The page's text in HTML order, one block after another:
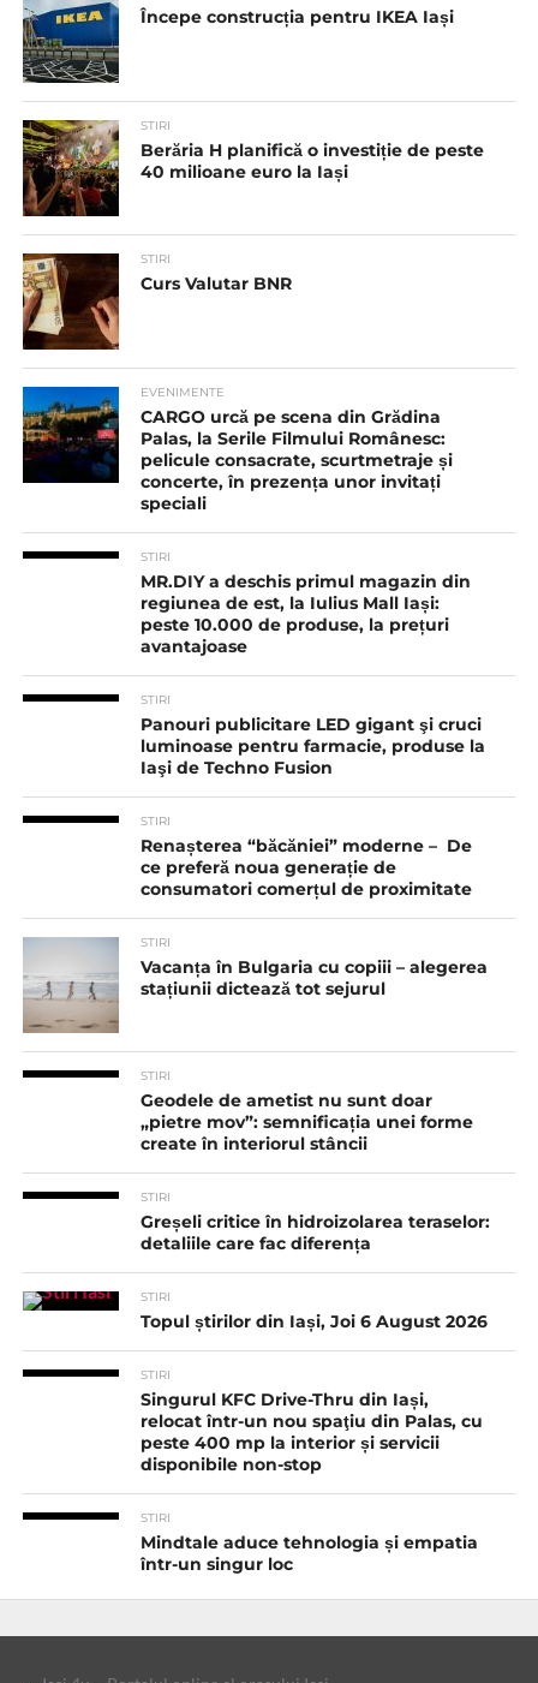
Începe construcția pentru IKEA Iași
STIRI
Berăria H planifică o investiție de peste
40 milioane euro la Iași
STIRI
Curs Valutar BNR
EVENIMENTE
CARGO urcă pe scena din Grădina
Palas, la Serile Filmului Românesc:
pelicule consacrate, scurtmetraje și
concerte, în prezența unor invitați
speciali
STIRI
MR.DIY a deschis primul magazin din
regiunea de est, la Iulius Mall Iași:
peste 10.000 de produse, la prețuri
avantajoase
STIRI
Panouri publicitare LED gigant şi cruci
luminoase pentru farmacie, produse la
Iaşi de Techno Fusion
STIRI
Renașterea “băcăniei” moderne – De
ce preferă noua generație de
consumatori comerțul de proximitate
STIRI
Vacanța în Bulgaria cu copiii – alegerea
stațiunii dictează tot sejurul
STIRI
Geodele de ametist nu sunt doar
„pietre mov”: semnificația unei forme
create în interiorul stâncii
STIRI
Greșeli critice în hidroizolarea teraselor:
detaliile care fac diferența
STIRI
Topul știrilor din Iași, Joi 6 August 2026
STIRI
Singurul KFC Drive-Thru din Iași,
relocat într-un nou spaţiu din Palas, cu
peste 400 mp la interior și servicii
disponibile non-stop
STIRI
Mindtale aduce tehnologia și empatia
într-un singur loc